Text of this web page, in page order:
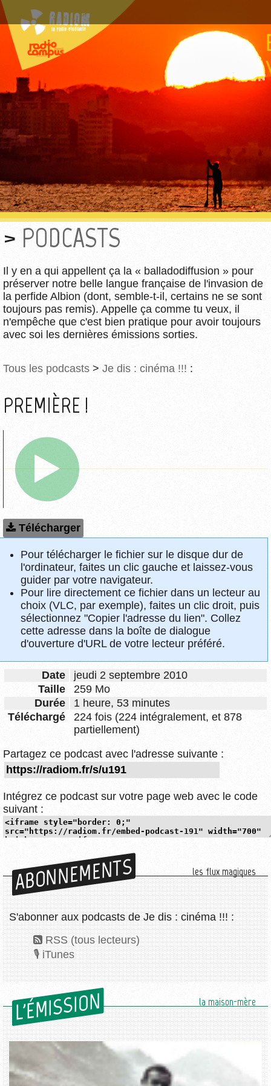
PODCASTS
Il y en a qui appellent ça la « balladodiffusion » pour
préserver notre belle langue française de l'invasion de
la perfide Albion (dont, semble-t-il, certains ne se sont
toujours pas remis). Appelle ça comme tu veux, il
n'empêche que c'est bien pratique pour avoir toujours
avec soi les dernières émissions sorties.
Tous les podcasts > Je dis : cinéma !!! :
PREMIÈRE !
Télécharger
Pour télécharger le fichier sur le disque dur de
l'ordinateur, faites un clic gauche et laissez-vous
guider par votre navigateur.
Pour lire directement ce fichier dans un lecteur au
choix (VLC, par exemple), faites un clic droit, puis
sélectionnez "Copier l'adresse du lien". Collez
cette adresse dans la boîte de dialogue
d'ouverture d'URL de votre lecteur préféré.
Date
jeudi 2 septembre 2010
Taille
259 Mo
Durée
1 heure, 53 minutes
Téléchargé
224 fois (224 intégralement, et 878
partiellement)
Partagez ce podcast avec l'adresse suivante :
Intégrez ce podcast sur votre page web avec le code
suivant :
ABONNEMENTS les flux magiques
S'abonner aux podcasts de Je dis : cinéma !!! :
RSS (tous lecteurs)
iTunes
L'ÉMISSION la maison-mère